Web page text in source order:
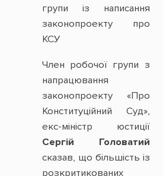
групи із написання
законопроекту про
КСУ
Член робочої групи з
напрацювання
законопроекту «Про
Конституційний Суд»,
екс-міністр юстиції
Сергій Головатий
сказав, що більшість із
розкритикованих